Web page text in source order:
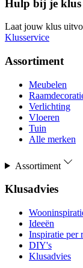
Hulp bij je klus
Laat jouw klus
Klusservice
Assortiment
Meubelen
Verlichting
Vloeren
Tuin
Alle merken
Assortiment
Klusadvies
Ideeën
Inspiratie per
DIY's
Klusadvies